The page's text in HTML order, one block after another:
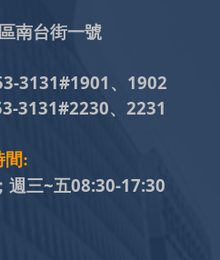
南台街一號
3131#1901、1902
3131#2230、2231
間:
週三~五08:30-17:30